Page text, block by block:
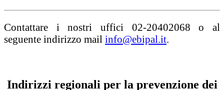
Contattare i nostri uffici 02-20402068 o al
seguente indirizzo mail info@ebipal.it
Indirizzi regionali per la prevenzione dei